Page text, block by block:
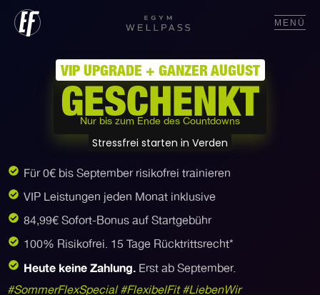
MENÜ
VIP UPGRADE + GANZER AUGUST
GESCHENKT
Nur bis zum Ende des Countdowns
Stressfrei starten in Verden
Für 0€ bis September risikofrei trainieren
VIP Leistungen jeden Monat inklusive
84,99€ Sofort-Bonus auf Startgebühr
100% Risikofrei. 15 Tage Rücktrittsrecht*
Heute keine Zahlung.Erst ab September.
#SommerFlexSpecial #FlexibelFit #LiebenWir